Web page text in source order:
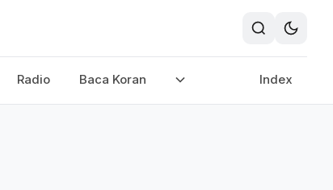
Radio Baca Koran Index